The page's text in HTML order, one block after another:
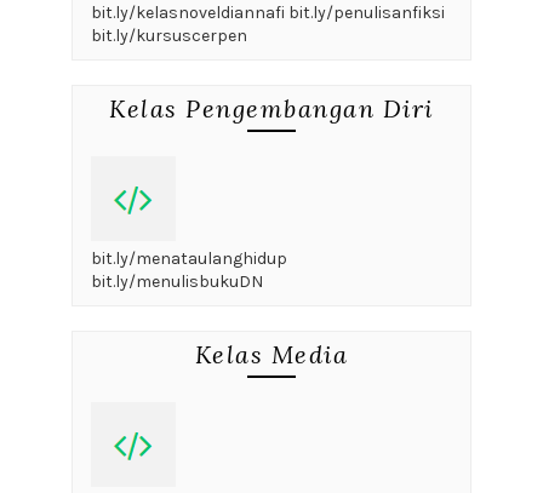
bit.ly/kelasnoveldiannafi bit.ly/penulisanfiksi
bit.ly/kursuscerpen
Kelas Pengembangan Diri
bit.ly/menataulanghidup
bit.ly/menulisbukuDN
Kelas Media